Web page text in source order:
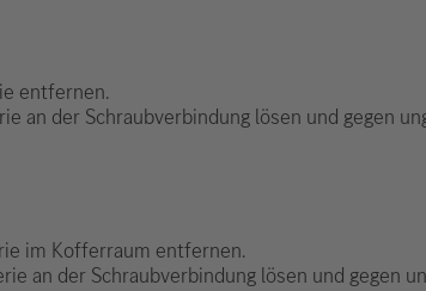
entfernen.
an der Schraubverbindung lösen und gegen
im Kofferraum entfernen.
an der Schraubverbindung lösen und gegen